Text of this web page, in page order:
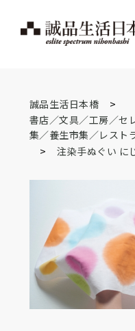
誠品生活日本橋 >
書店／文具／工房／セ
集／養生市集／レスト
>注染手ぬぐい に